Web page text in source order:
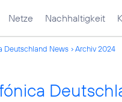
Netze Nachhaltigkeit
Deutschland News Archiv 2024